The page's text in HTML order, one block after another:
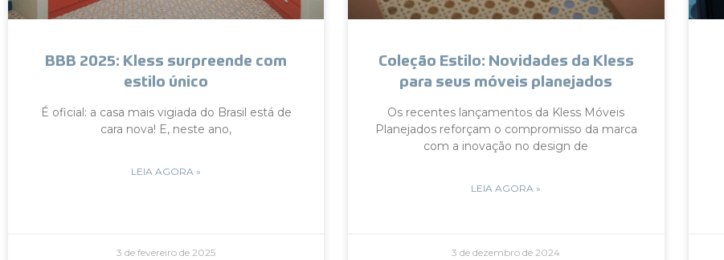
BBB 2025: Kless surpreende com
estilo único
É oficial: a casa mais vigiada do Brasil está de
cara nova! E, neste ano,
LEIA AGORA »
3 de fevereiro de 2025
Coleção Estilo: Novidades da Kless
para seus móveis planejados
Os recentes lançamentos da Kless Móveis
Planejados reforçam o compromisso da marca
com a inovação no design de
LEIA AGORA »
3 de dezembro de 2024